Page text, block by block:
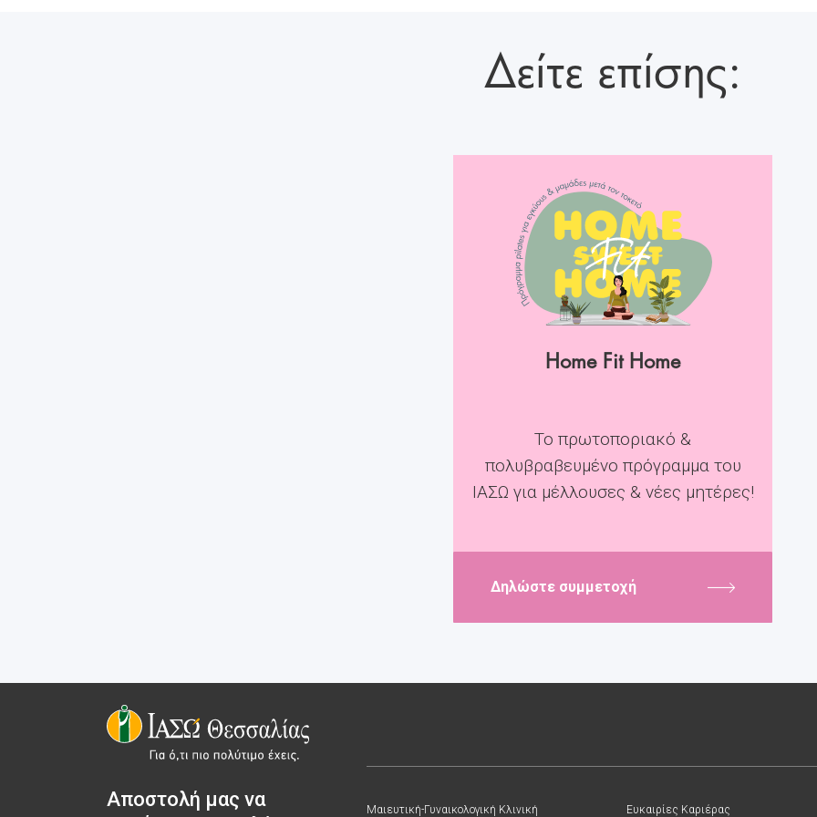
Δείτε επίσης:
Home Fit Home
Το πρωτοποριακό &
πολυβραβευμένο πρόγραμμα του
ΙΑΣΩ για μέλλουσες & νέες μητέρες!
Δηλώστε συμμετοχή
Αποστολή μας να
Μαιευτική-Γυναικολογική Κλινική Ευκαιρίες Καριέρας